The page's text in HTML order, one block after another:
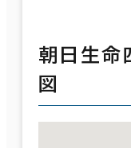
朝日生命
図